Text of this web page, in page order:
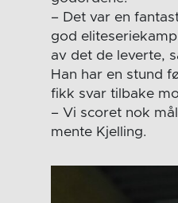
– Det var en
god
av det de leverte,
Han har en stund
fikk svar tilbake
– Vi scoret nok
mente Kjelling.